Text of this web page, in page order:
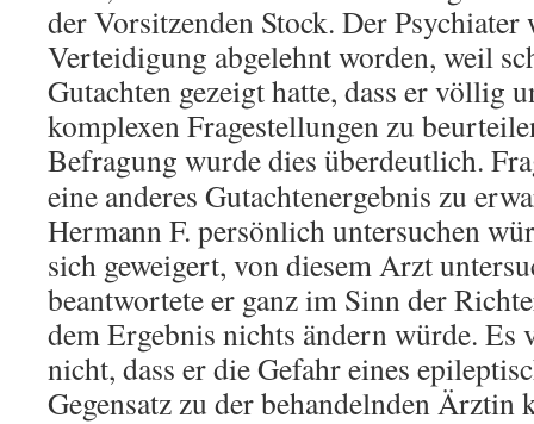
der Vorsitzenden Stock. Der Psychiater
Verteidigung abgelehnt worden, weil
Gutachten gezeigt hatte, dass er völlig
komplexen Fragestellungen zu
Befragung wurde dies überdeutlich.
eine anderes Gutachtenergebnis zu
Hermann F. persönlich untersuchen
sich geweigert, von diesem Arzt
beantwortete er ganz im Sinn der
dem Ergebnis nichts ändern würde. Es
nicht, dass er die Gefahr eines
Gegensatz zu der behandelnden Ärztin